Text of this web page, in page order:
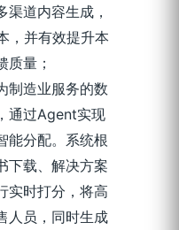
渠道内容生成，
，并有效提升本
质量；
制造业服务的数
通过Agent实现
能分配。系统根
下载、解决方案
实时打分，将高
人员，同时生成